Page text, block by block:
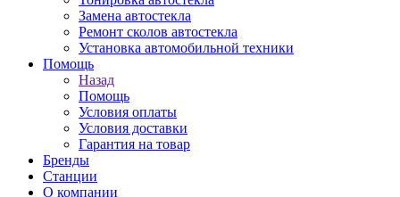
Замена автостекла
Ремонт сколов автостекла
Установка автомобильной техники
Помощь
Назад
Помощь
Условия оплаты
Условия доставки
Гарантия на товар
Бренды
Станции
О компании